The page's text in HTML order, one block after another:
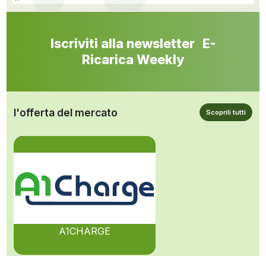
Iscriviti alla newsletter E-
Ricarica Weekly
l'offerta del mercato Scoprili tutti
A1CHARGE